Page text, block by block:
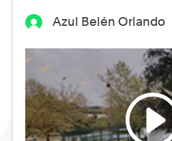
Azul Belén Orlando